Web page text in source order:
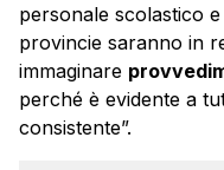
personale scolastico
provincie saranno in
immaginare
perché è evidente a
consistente”.